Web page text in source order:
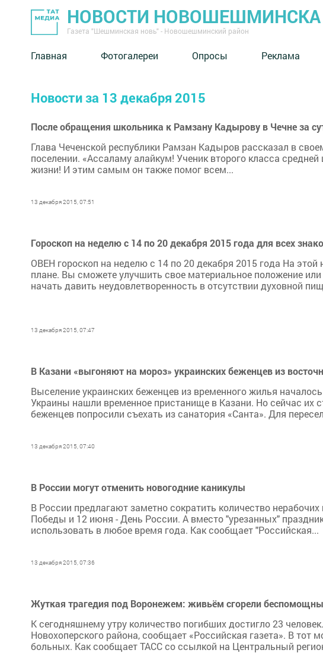
НОВОСТИ НОВОШЕШМИНСКА
Газета "Шешминская новь" - Новошешминский район
Главная Фотогалереи Опросы Реклама
Новости за 13 декабря 2015
После обращения школьника к Рамзану Кадырову в Чечне за
Глава Чеченской республики Рамзан Кадыров рассказал в
поселении. «Ассаламу алайкум! Ученик второго класса
жизни! И этим самым он также помог всем...
13 декабря 2015, 07:51
Гороскоп на неделю с 14 по 20 декабря 2015 года для всех
ОВЕН гороскоп на неделю с 14 по 20 декабря 2015 года На
плане. Вы сможете улучшить свое материальное положение
начать давить неудовлетворенность в отсутствии духовной
13 декабря 2015, 07:47
В Казани «выгоняют на мороз» украинских беженцев из
Выселение украинских беженцев из временного жилья
Украины нашли временное пристанище в Казани. Но сейчас их
беженцев попросили съехать из санатория «Санта». Для
13 декабря 2015, 07:40
В России могут отменить новогодние каникулы
В России предлагают заметно сократить количество
Победы и 12 июня - День России. А вместо "урезанных"
использовать в любое время года. Как сообщает "Российская...
13 декабря 2015, 07:36
Жуткая трагедия под Воронежем: живьём сгорели
К сегодняшнему утру количество погибших достигло 23
Новохоперского района, сообщает «Российская газета». В
больных. Как сообщает ТАСС со ссылкой на Центральный